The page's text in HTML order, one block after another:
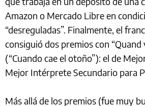
Amazon o Mercado Libre en
“desreguladas”. Finalmente, el
consiguió dos premios con
(“Cuando cae el otoño”): el de
Mejor Intérprete Secundario para
Más allá de los premios (fue muy